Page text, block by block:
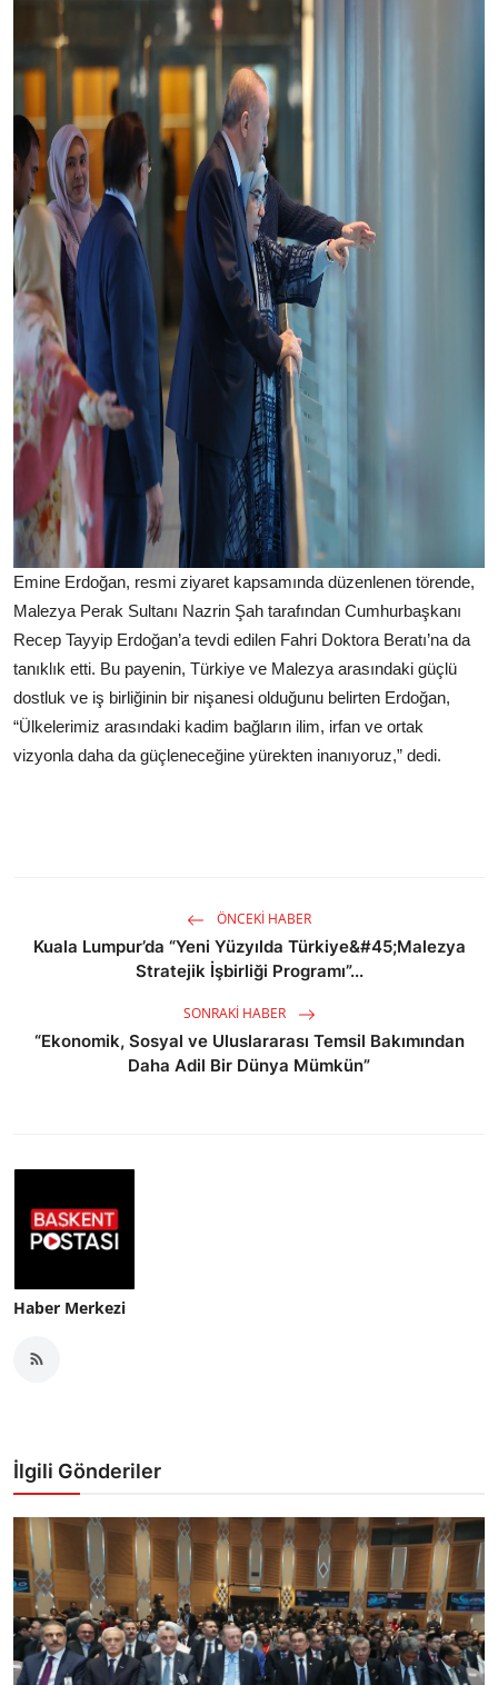
Emine Erdoğan, resmi ziyaret kapsamında düzenlenen törende,
Malezya Perak Sultanı Nazrin Şah tarafından Cumhurbaşkanı
Recep Tayyip Erdoğan’a tevdi edilen Fahri Doktora Beratı’na da
tanıklık etti. Bu payenin, Türkiye ve Malezya arasındaki güçlü
dostluk ve iş birliğinin bir nişanesi olduğunu belirten Erdoğan,
“Ülkelerimiz arasındaki kadim bağların ilim, irfan ve ortak
vizyonla daha da güçleneceğine yürekten inanıyoruz,” dedi.
ÖNCEKI HABER
Kuala Lumpur’da “Yeni Yüzyılda Türkiye&#45;Malezya
Stratejik İşbirliği Programı”...
SONRAKI HABER
“Ekonomik, Sosyal ve Uluslararası Temsil Bakımından
Daha Adil Bir Dünya Mümkün”
Haber Merkezi
İlgili Gönderiler